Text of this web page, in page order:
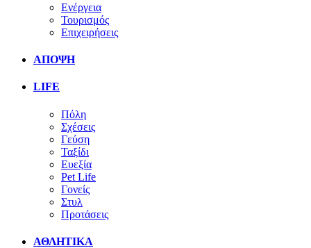
Ενέργεια
Τουρισμός
Επιχειρήσεις
ΑΠΟΨΗ
LIFE
Πόλη
Σχέσεις
Γεύση
Ταξίδι
Ευεξία
Pet Life
Γονείς
Στυλ
Προτάσεις
ΑΘΛΗΤΙΚΑ